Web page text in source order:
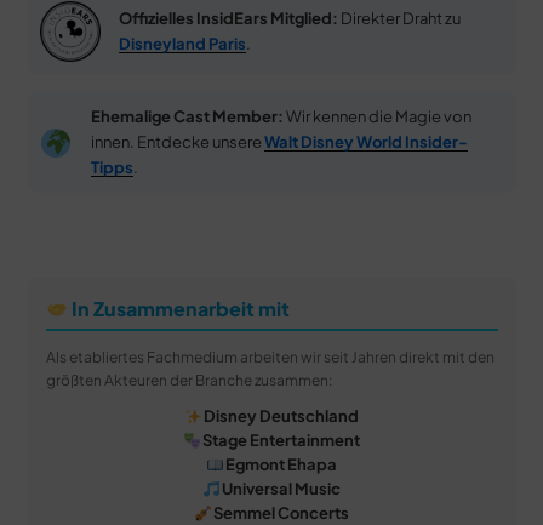
Offizielles InsidEars Mitglied: Direkter Draht zu
Disneyland Paris.
Ehemalige Cast Member: Wir kennen die Magie von
innen. Entdecke unsereWalt Disney World Insider-
Tipps.
In Zusammenarbeit mit
Als etabliertes Fachmedium arbeiten wir seit Jahren direkt mit den
größten Akteuren der Branche zusammen:
Disney Deutschland
Stage Entertainment
Egmont Ehapa
Universal Music
Semmel Concerts